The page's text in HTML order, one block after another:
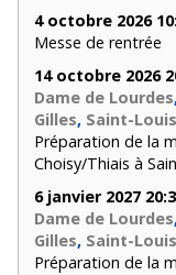
4 octobre 2026
Messe de rentrée
14 octobre 2026
Dame de Lourdes
Gilles, Saint-Louis
Préparation de la
Choisy/Thiais à
6 janvier 2027
Dame de Lourdes
Gilles, Saint-Louis
Préparation de la